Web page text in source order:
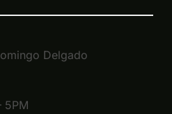
Delgado
5PM